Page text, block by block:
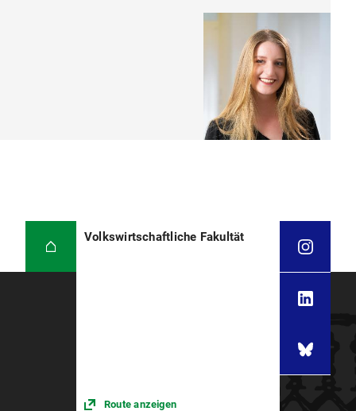
Volkswirtschaftliche Fakultät
Route anzeigen